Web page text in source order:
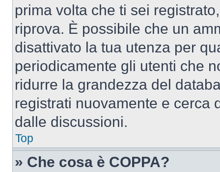
prima volta che ti sei
riprova. È possibile che un
disattivato la tua utenza per
periodicamente gli utenti che
ridurre la grandezza del
registrati nuovamente e cerca
dalle discussioni.
Top
» Che cosa è COPPA?